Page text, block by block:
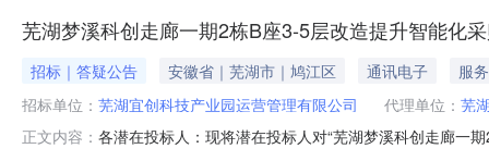
芜湖梦溪科创走廊一期2栋B座3-5层改造提升智能化
招标｜答疑公告 安徽省｜芜湖市｜鸠江区 通讯电子
服务
招标单位： 芜湖宜创科技产业园运营管理有限公司 代理单位： 芜
正文内容： 各潜在投标人：现将潜在投标人对“芜湖梦溪科创走廊一